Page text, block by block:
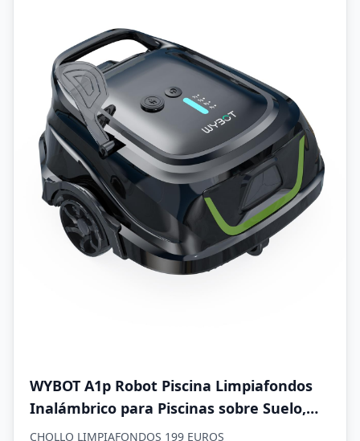
WYBOT A1p Robot Piscina Limpiafondos
Inalámbrico para Piscinas sobre Suelo,
Aspirador Automático, 120 Min
CHOLLO LIMPIAFONDOS 199 EUROS